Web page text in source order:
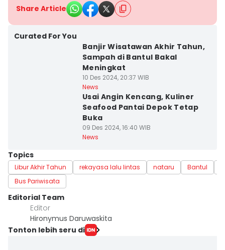
Share Article
Curated For You
Banjir Wisatawan Akhir Tahun,
Sampah di Bantul Bakal
Meningkat
10 Des 2024, 20:37 WIB
News
Usai Angin Kencang, Kuliner
Seafood Pantai Depok Tetap
Buka
09 Des 2024, 16:40 WIB
News
Topics
Libur Akhir Tahun rekayasa lalu lintas nataru Bantul
Bus Pariwisata
Editorial Team
Editor
Hironymus Daruwaskita
Tonton lebih seru di